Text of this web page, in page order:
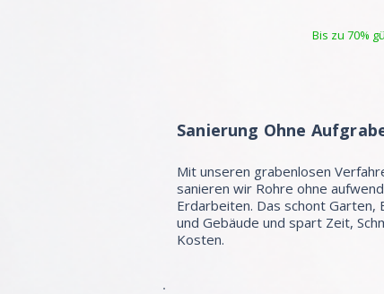
Bis zu 70%
Sanierung Ohne
Mit unseren grabenlosen
sanieren wir Rohre ohne
Erdarbeiten. Das schont Garten,
und Gebäude und spart Zeit,
Kosten.